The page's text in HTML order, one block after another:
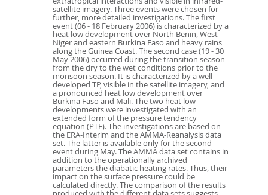
satellite imagery. Three events were chosen for
further, more detailed investigations. The first
event (06 - 18 February 2006) is characterized by a
heat low development over North Benin, West
Niger and eastern Burkina Faso and heavy rains
along the Guinea Coast. The second case (19 - 30
May 2006) occurred during the transition season
from the dry to the wet conditions prior to the
monsoon season. It is characterized by a well
developed TP, visible in the satellite imagery, and
a pronounced heat low development over
Burkina Faso and Mali. The two heat low
developments were investigated with an
extended form of the pressure tendency
equation (PTE). The investigations are based on
the ERA-Interim and the AMMA-Reanalysis data
set. The latter is available only for the second
event during May. The AMMA data set contains in
addition to the operationally archived
parameters the diabatic heating rates. Thus, their
impact on the surface pressure could be
calculated directly. The comparison of the results